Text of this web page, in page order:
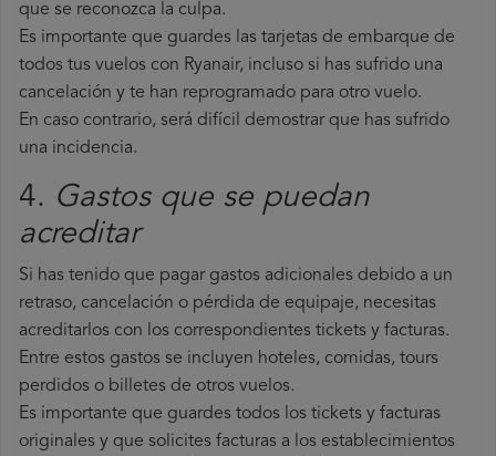
que se reconozca la culpa.
Es importante que guardes las tarjetas de embarque de
todos tus vuelos con Ryanair, incluso si has sufrido una
cancelación y te han reprogramado para otro vuelo.
En caso contrario, será difícil demostrar que has sufrido
una incidencia.
4. Gastos que se puedan
acreditar
Si has tenido que pagar gastos adicionales debido a un
retraso, cancelación o pérdida de equipaje, necesitas
acreditarlos con los correspondientes tickets y facturas.
Entre estos gastos se incluyen hoteles, comidas, tours
perdidos o billetes de otros vuelos.
Es importante que guardes todos los tickets y facturas
originales y que solicites facturas a los establecimientos